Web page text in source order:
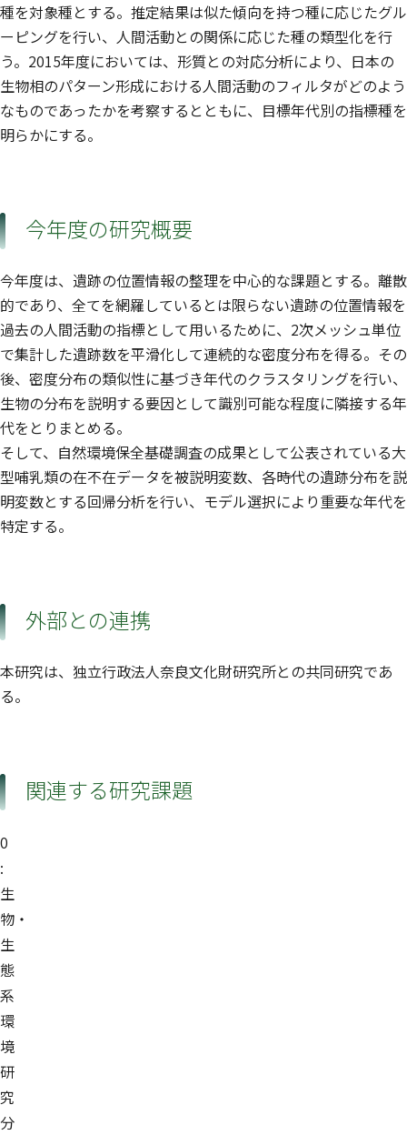
種を対象種とする。推定結果は似た傾向を持つ種に応じたグル
ーピングを行い、人間活動との関係に応じた種の類型化を行
う。2015年度においては、形質との対応分析により、日本の
生物相のパターン形成における人間活動のフィルタがどのよう
なものであったかを考察するとともに、目標年代別の指標種を
明らかにする。
今年度の研究概要
今年度は、遺跡の位置情報の整理を中心的な課題とする。離散
的であり、全てを網羅しているとは限らない遺跡の位置情報を
過去の人間活動の指標として用いるために、2次メッシュ単位
で集計した遺跡数を平滑化して連続的な密度分布を得る。その
後、密度分布の類似性に基づき年代のクラスタリングを行い、
生物の分布を説明する要因として識別可能な程度に隣接する年
代をとりまとめる。
そして、自然環境保全基礎調査の成果として公表されている大
型哺乳類の在不在データを被説明変数、各時代の遺跡分布を説
明変数とする回帰分析を行い、モデル選択により重要な年代を
特定する。
外部との連携
本研究は、独立行政法人奈良文化財研究所との共同研究であ
る。
関連する研究課題
0
:
生
物・
生
態
系
環
境
研
究
分